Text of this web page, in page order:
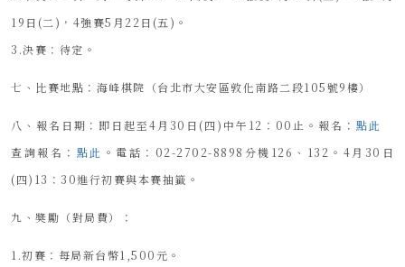
19日(二)，4強賽5月22日(五)。
3.決賽：待定。
七、比賽地點：海峰棋院（台北市大安區敦化南路二段105號9樓）
八、報名日期：即日起至4月30日(四)中午12：00止。報名： 點此
查詢報名： 點此 。電話：02-2702-8898分機126、132。4月30日
(四)13：30進行初賽與本賽抽籤。
九、奬勵（對局費）：
1.初賽：每局新台幣1,500元。